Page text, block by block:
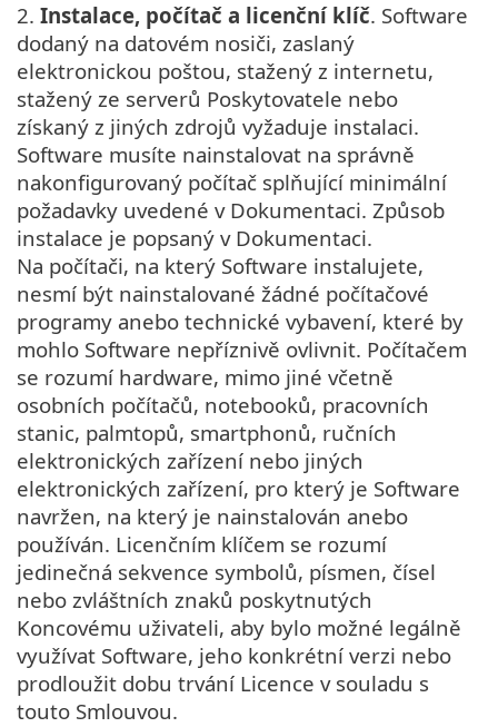
2. Instalace, počítač a licenční klíč. Software
dodaný na datovém nosiči, zaslaný
elektronickou poštou, stažený z internetu,
stažený ze serverů Poskytovatele nebo
získaný z jiných zdrojů vyžaduje instalaci.
Software musíte nainstalovat na správně
nakonfigurovaný počítač splňující minimální
požadavky uvedené v Dokumentaci. Způsob
instalace je popsaný v Dokumentaci.
Na počítači, na který Software instalujete,
nesmí být nainstalované žádné počítačové
programy anebo technické vybavení, které by
mohlo Software nepříznivě ovlivnit. Počítačem
se rozumí hardware, mimo jiné včetně
osobních počítačů, notebooků, pracovních
stanic, palmtopů, smartphonů, ručních
elektronických zařízení nebo jiných
elektronických zařízení, pro který je Software
navržen, na který je nainstalován anebo
používán. Licenčním klíčem se rozumí
jedinečná sekvence symbolů, písmen, čísel
nebo zvláštních znaků poskytnutých
Koncovému uživateli, aby bylo možné legálně
využívat Software, jeho konkrétní verzi nebo
prodloužit dobu trvání Licence v souladu s
touto Smlouvou.